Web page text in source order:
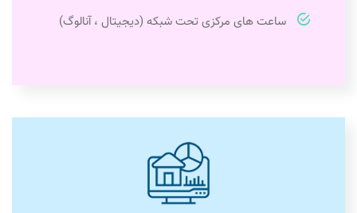
ساعت های مرکزی تحت شبکه (دیجیتال ، آنالوگ)